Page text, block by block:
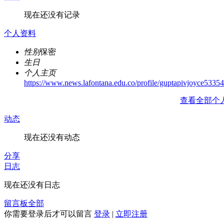
现在还没有记录
个人资料
性别保密
生日
个人主页
https://www.news.lafontana.edu.co/profile/
查看全部个
动态
现在还没有动态
分享
日志
现在还没有日志
留言板全部
你需要登录后才可以留言 登录 | 立即注册